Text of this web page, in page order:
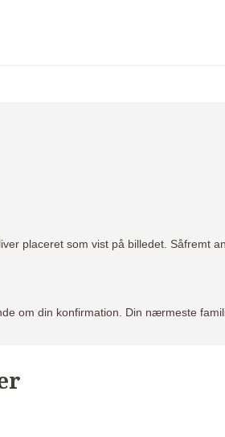
placeret som vist på billedet. Såfremt
om din konfirmation. Din nærmeste